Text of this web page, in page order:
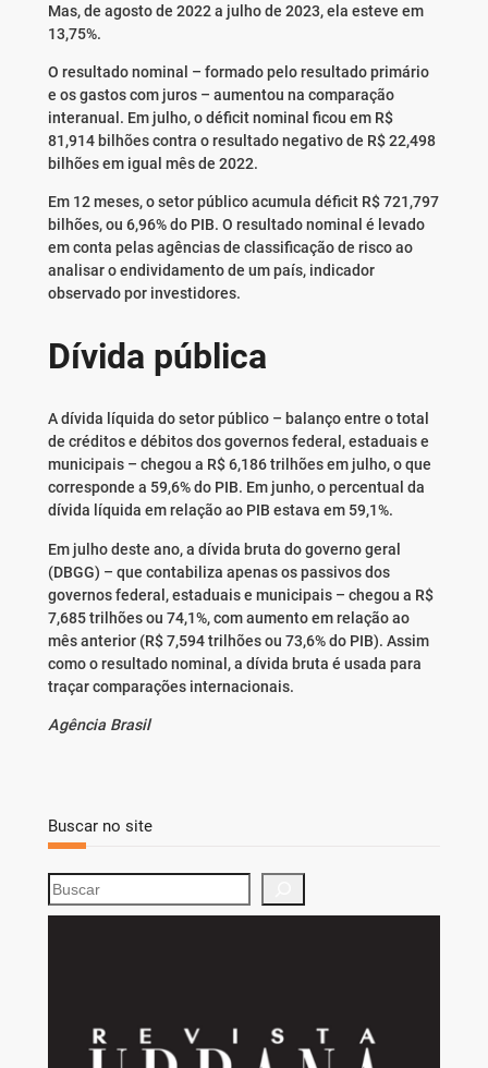
Mas, de agosto de 2022 a julho de 2023, ela esteve em
13,75%.
O resultado nominal – formado pelo resultado primário
e os gastos com juros – aumentou na comparação
interanual. Em julho, o déficit nominal ficou em R$
81,914 bilhões contra o resultado negativo de R$ 22,498
bilhões em igual mês de 2022.
Em 12 meses, o setor público acumula déficit R$ 721,797
bilhões, ou 6,96% do PIB. O resultado nominal é levado
em conta pelas agências de classificação de risco ao
analisar o endividamento de um país, indicador
observado por investidores.
Dívida pública
A dívida líquida do setor público – balanço entre o total
de créditos e débitos dos governos federal, estaduais e
municipais – chegou a R$ 6,186 trilhões em julho, o que
corresponde a 59,6% do PIB. Em junho, o percentual da
dívida líquida em relação ao PIB estava em 59,1%.
Em julho deste ano, a dívida bruta do governo geral
(DBGG) – que contabiliza apenas os passivos dos
governos federal, estaduais e municipais – chegou a R$
7,685 trilhões ou 74,1%, com aumento em relação ao
mês anterior (R$ 7,594 trilhões ou 73,6% do PIB). Assim
como o resultado nominal, a dívida bruta é usada para
traçar comparações internacionais.
Agência Brasil
Buscar no site
S
e